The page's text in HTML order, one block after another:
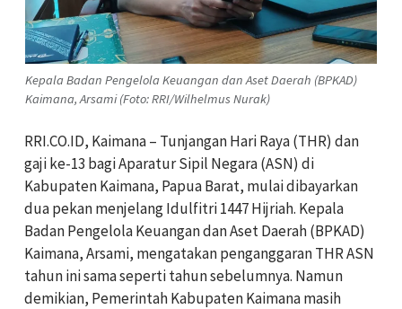
Kepala Badan Pengelola Keuangan dan Aset Daerah (BPKAD)
Kaimana, Arsami (Foto: RRI/Wilhelmus Nurak)
RRI.CO.ID, Kaimana – Tunjangan Hari Raya (THR) dan
gaji ke-13 bagi Aparatur Sipil Negara (ASN) di
Kabupaten Kaimana, Papua Barat, mulai dibayarkan
dua pekan menjelang Idulfitri 1447 Hijriah. Kepala
Badan Pengelola Keuangan dan Aset Daerah (BPKAD)
Kaimana, Arsami, mengatakan penganggaran THR ASN
tahun ini sama seperti tahun sebelumnya. Namun
demikian, Pemerintah Kabupaten Kaimana masih